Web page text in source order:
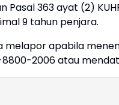
Pasal 363 ayat (2)
9 tahun penjara.
apabila
8800-2006 atau